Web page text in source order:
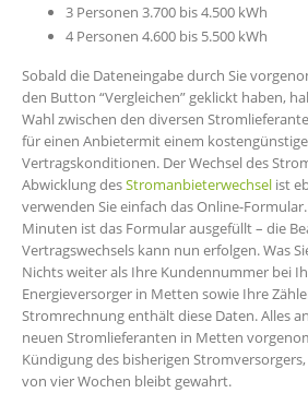
3 Personen 3.700 bis 4.500 kWh
4 Personen 4.600 bis 5.500 kWh
Sobald die Dateneingabe durch Sie
den Button “Vergleichen” geklickt haben,
Wahl zwischen den diversen
für einen Anbietermit einem
Vertragskonditionen. Der Wechsel des
Abwicklung desStromanbieterwechsel ist
verwenden Sie einfach das Online-
Minuten ist das Formular ausgefüllt – die
Vertragswechsels kann nun erfolgen. Was
Nichts weiter als Ihre Kundennummer bei
Energieversorger in Metten sowie Ihre
Stromrechnung enthält diese Daten. Alles
neuen Stromlieferanten in Metten
Kündigung des bisherigen
von vier Wochen bleibt gewahrt.